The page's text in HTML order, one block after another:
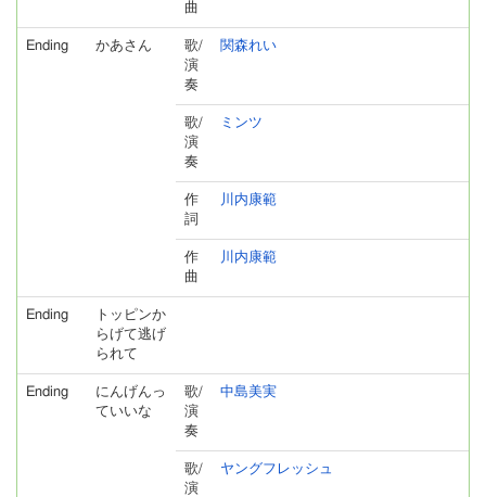
曲
Ending かあさん
歌/
演
奏
関森れい
歌/
演
奏
ミンツ
作
詞
川内康範
作
曲
川内康範
Ending
トッピンか
らげて逃げ
られて
Ending
にんげんっ
ていいな
歌/
演
奏
中島美実
歌/
演
ヤングフレッシュ